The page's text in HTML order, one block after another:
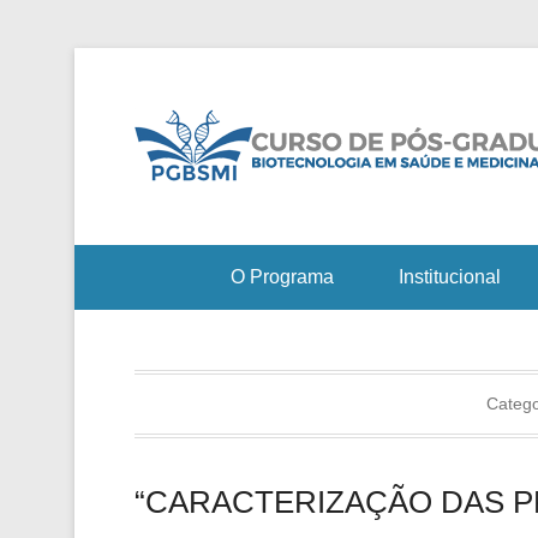
O Programa Institucional
“CARACTERIZAÇÃO DAS